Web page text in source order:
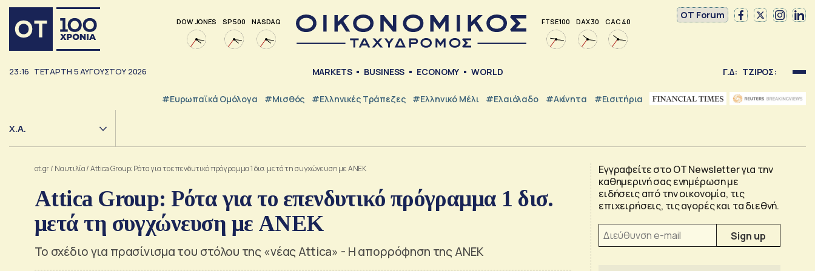
DOW JONES SP 500 NASDAQ FTSE 100 DAX 30 CAC 40
OT Forum
23:16 ΤΕΤΆΡΤΗ 5ΑΥΓΟΎΣΤΟΥ 2026 MARKETS BUSINESS ECONOMY WORLD Γ.Δ: ΤΖΙΡΟΣ:
#Ευρωπαϊκά Ομόλογα #Μισθός #ελληνικές Τράπεζες #Ελληνικό Μέλι #Ελαιόλαδο #Ακίνητα #εισιτήρια
Χ.Α.
ot.gr/ Ναυτιλία/Attica Group: Ρότα για το επενδυτικό πρόγραμμα 1 δισ. μετά τη συγχώνευση με ΑΝΕΚ
Attica Group: Ρότα για το επενδυτικό πρόγραμμα 1 δισ.
μετά τη συγχώνευση με ΑΝΕΚ
Το σχέδιο για πρασίνισμα του στόλου της «νέας Attica» - Η απορρόφηση της ΑΝΕΚ
Εγγραφείτε στο OT Newsletter για την
καθημερινή σας ενημέρωση με
ειδήσεις από την οικονομία, τις
επιχειρήσεις, τις αγορές και τα διεθνή.